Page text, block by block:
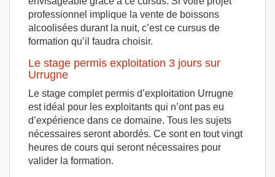
professionnel implique la vente de boissons
alcoolisées durant la nuit, c’est ce cursus de
formation qu’il faudra choisir.
Le stage permis exploitation 3 jours sur
Urrugne
Le stage complet permis d’exploitation Urrugne
est idéal pour les exploitants qui n’ont pas eu
d’expérience dans ce domaine. Tous les sujets
nécessaires seront abordés. Ce sont en tout vingt
heures de cours qui seront nécessaires pour
valider la formation.